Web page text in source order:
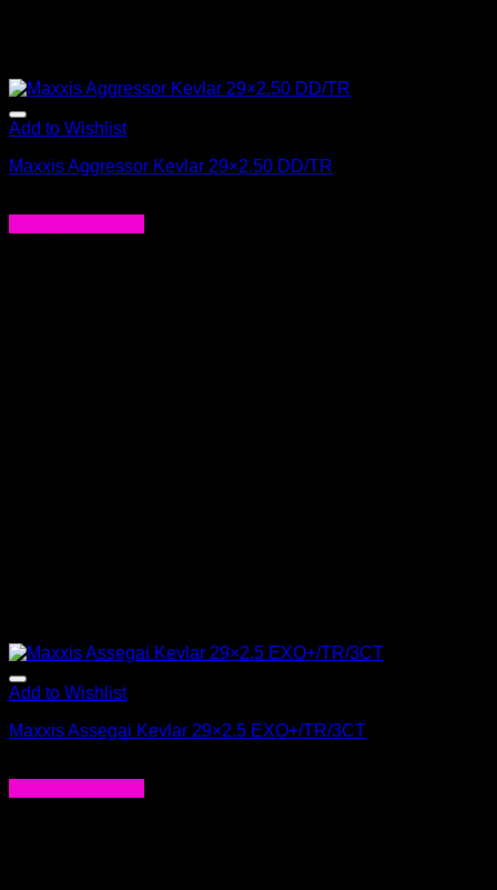
Add to Wishlist
Maxxis Aggressor Kevlar 29×2.50 DD/TR
Add to Wishlist
Maxxis Assegai Kevlar 29×2.5 EXO+/TR/3CT